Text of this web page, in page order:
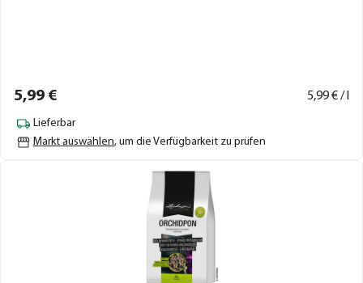
5,99 € 5,99€ / l
Lieferbar
Markt auswählen, um die Verfügbarkeit zu prüfen